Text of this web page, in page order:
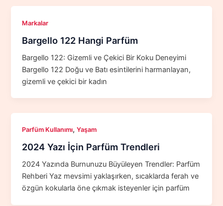
Markalar
Bargello 122 Hangi Parfüm
Bargello 122: Gizemli ve Çekici Bir Koku Deneyimi
Bargello 122 Doğu ve Batı esintilerini harmanlayan,
gizemli ve çekici bir kadın
Parfüm Kullanımı,Yaşam
2024 Yazı İçin Parfüm Trendleri
2024 Yazında Burnunuzu Büyüleyen Trendler: Parfüm
Rehberi Yaz mevsimi yaklaşırken, sıcaklarda ferah ve
özgün kokularla öne çıkmak isteyenler için parfüm